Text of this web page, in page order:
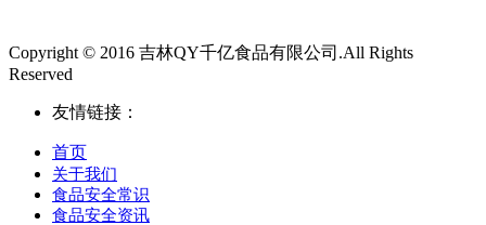
Copyright © 2016 吉林QY千亿食品有限公司.All Rights
Reserved
友情链接：
首页
关于我们
食品安全常识
食品安全资讯